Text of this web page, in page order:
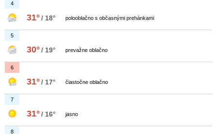
4
31°/ 18° polooblačno s občasnými prehánkami
5
30°/ 19° prevažne oblačno
6
31°/ 17° čiastočne oblačno
7
31°/ 16° jasno
8